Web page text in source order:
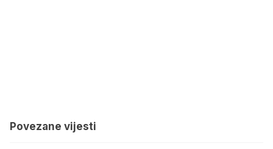
Povezane vijesti